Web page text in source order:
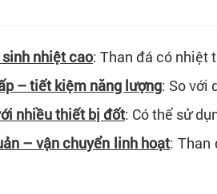
nhiệt cao: Than đá có nhiệt
– tiết kiệm năng lượng: So với
nhiều thiết bị đốt: Có thể sử
– vận chuyển linh hoạt: Than